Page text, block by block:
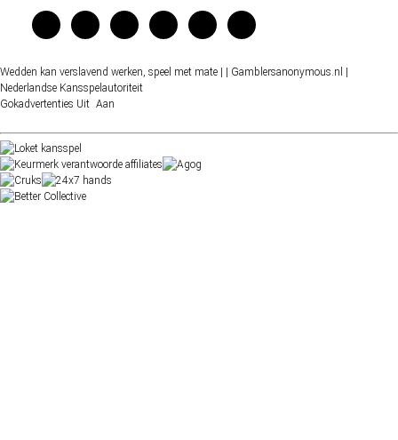
Wedden kan verslavend werken, speel met mate | | Gamblersanonymous.nl |
Nederlandse Kansspelautoriteit
Gokadvertenties Uit Aan